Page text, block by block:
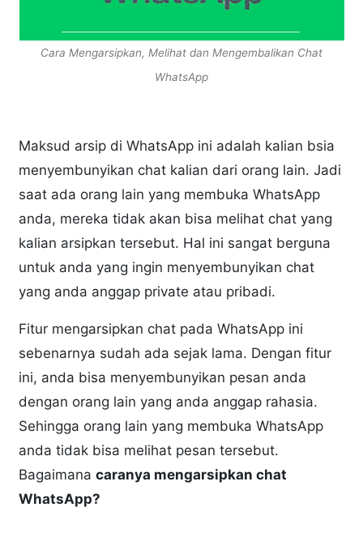
Cara Mengarsipkan, Melihat dan Mengembalikan Chat
WhatsApp
Maksud arsip di WhatsApp ini adalah kalian bsia
menyembunyikan chat kalian dari orang lain. Jadi
saat ada orang lain yang membuka WhatsApp
anda, mereka tidak akan bisa melihat chat yang
kalian arsipkan tersebut. Hal ini sangat berguna
untuk anda yang ingin menyembunyikan chat
yang anda anggap private atau pribadi.
Fitur mengarsipkan chat pada WhatsApp ini
sebenarnya sudah ada sejak lama. Dengan fitur
ini, anda bisa menyembunyikan pesan anda
dengan orang lain yang anda anggap rahasia.
Sehingga orang lain yang membuka WhatsApp
anda tidak bisa melihat pesan tersebut.
Bagaimanacaranya mengarsipkan chat
WhatsApp?